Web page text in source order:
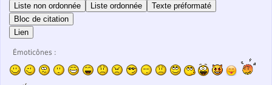
Liste non ordonnée
Liste ordonnée
Texte préformaté
Bloc de citation
Lien
Émoticônes :